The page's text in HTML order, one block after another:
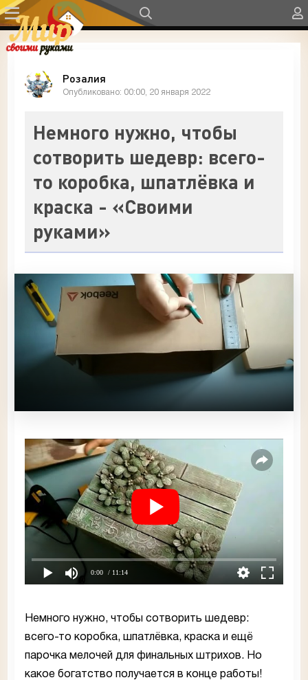
Розалия
Опубликовано: 00:00, 20 января 2022
Немного нужно, чтобы
сотворить шедевр: всего-
то коробка, шпатлёвка и
краска - «Своими
руками»
0:00 / 11:14
Немного нужно, чтобы сотворить шедевр:
всего-то коробка, шпатлёвка, краска и ещё
парочка мелочей для финальных штрихов. Но
какое богатство получается в конце работы!